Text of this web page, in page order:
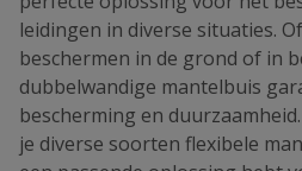
leidingen in diverse situaties.
beschermen in de grond of in
dubbelwandige mantelbuis
bescherming en
je diverse soorten flexibele